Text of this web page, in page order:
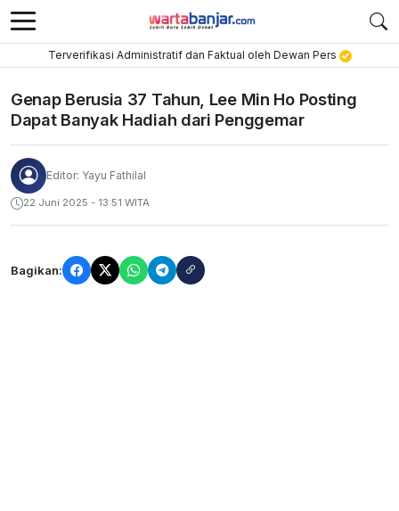
Terverifikasi Administratif dan Faktual oleh Dewan Pers
Genap Berusia 37 Tahun, Lee Min Ho Posting
Dapat Banyak Hadiah dari Penggemar
Editor: Yayu Fathilal
22 Juni 2025 - 13:51 WITA
Bagikan: